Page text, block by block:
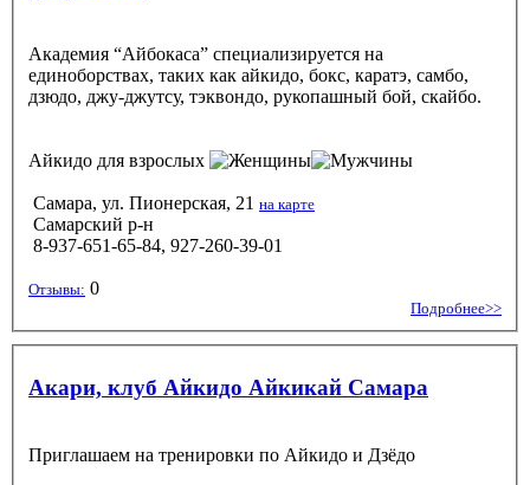
Академия “Айбокаса” специализируется на
единоборствах, таких как айкидо, бокс, каратэ, самбо,
дзюдо, джу-джутсу, тэквондо, рукопашный бой, скайбо.
Айкидо для взрослых
Самара, ул. Пионерская, 21 на карте
Самарский р-н
8-937-651-65-84, 927-260-39-01
Отзывы: 0
Подробнее>>
Акари, клуб Айкидо Айкикай Самара
Приглашаем на тренировки по Айкидо и Дзёдо